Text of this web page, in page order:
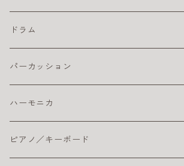
楽器ケーブル
初心者セット／ソプラノウクレレ
エレキ弦 お買得パック
エレキギター本体
おとなにオススメのエレキギター
こどもにオススメのエレキギター
ベースアンプ
練習用ベースアンプ
ベース本体
ライブにおすすめのベース
初心者におすすめのベース
初心者におすすめのオカリナ
テナー
ギターチューナー
クリーナー・ワックス
ストラップ
その他
クラシック アクセサリ
ギター チューナー
クラシックギター ピックアップ
クラシックギター弦
コーティング弦
クラシックギター本体
おとなにおすすめのクラシックギター
ドラム
ドラム アクセサリ
その他
ドラムセット
おすすめのドラムセット
電子ドラム用アンプ
パーカッション
初心者におすすめ
カホン本体
ハーモニカ
テンホールズ（ブルースハープ）
ピアノ／キーボード